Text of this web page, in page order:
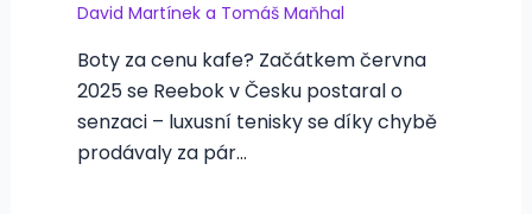
David Martíneka Tomáš Maňhal
Boty za cenu kafe? Začátkem června
2025 se Reebok v Česku postaral o
senzaci – luxusní tenisky se díky chybě
prodávaly za pár…